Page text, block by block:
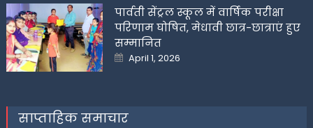
पार्वती सेंट्रल स्कूल में वार्षिक परीक्षा
परिणाम घोषित, मेधावी छात्र-छात्राएं हुए
सम्मानित
Posted
on
April 1, 2026
साप्ताहिक समाचार